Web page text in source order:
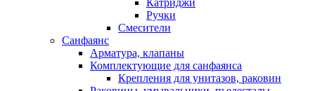
Ручки
Смесители
Санфаянс
Арматура, клапаны
Комплектующие для санфаянса
Крепления для унитазов, раковин